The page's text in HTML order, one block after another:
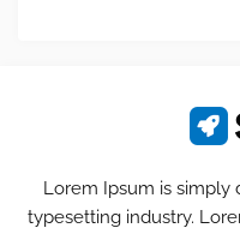
Lorem Ipsum is
typesetting industry.